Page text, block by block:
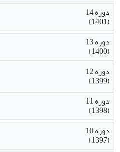
دوره 14
(1401)
دوره 13
(1400)
دوره 12
(1399)
دوره 11
(1398)
دوره 10
(1397)